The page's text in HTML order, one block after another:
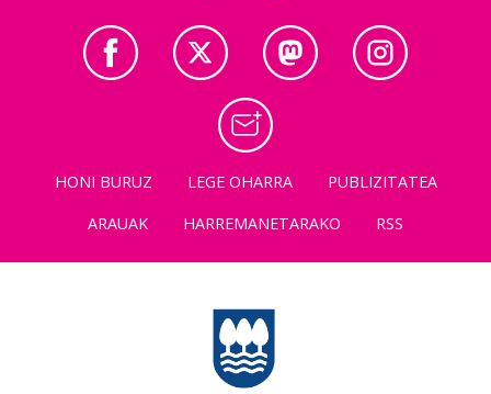
HONI BURUZ LEGE OHARRA
PUBLIZITATEA
ARAUAK
HARREMANETARAKO RSS